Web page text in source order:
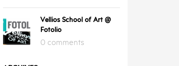
Vellios School of Art @
Fotolio
0 comments